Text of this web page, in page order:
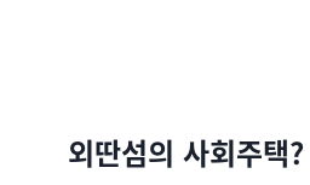
외딴섬의 사회주택?